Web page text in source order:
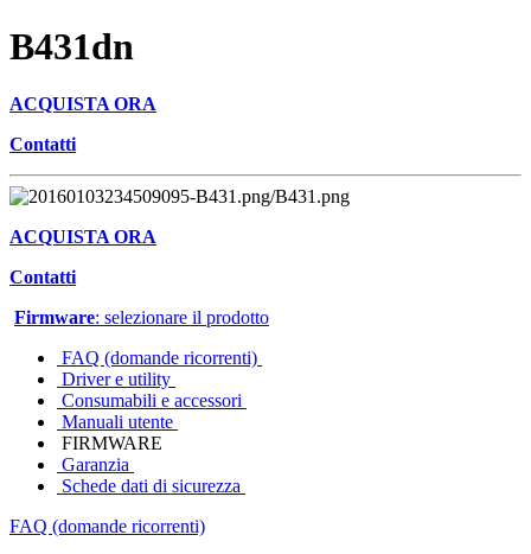
B431dn
ACQUISTA ORA
Contatti
ACQUISTA ORA
Contatti
Firmware: selezionare il prodotto
FAQ (domande ricorrenti)
Driver e utility
Consumabili e accessori
Manuali utente
FIRMWARE
Garanzia
Schede dati di sicurezza
FAQ (domande ricorrenti)